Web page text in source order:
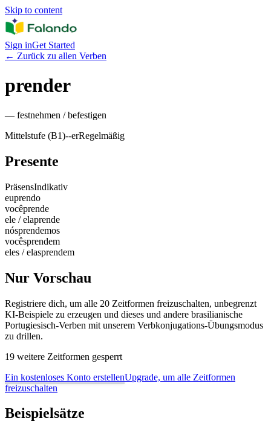
Skip to content
Sign inGet Started
← Zurück zu allen Verben
prender
— festnehmen / befestigen
Mittelstufe (B1)--erRegelmäßig
Presente
PräsensIndikativ
euprendo
vocêprende
ele / elaprende
nósprendemos
vocêsprendem
eles / elasprendem
Nur Vorschau
Registriere dich, um alle 20 Zeitformen freizuschalten, unbegrenzt
KI-Beispiele zu erzeugen und dieses und andere brasilianische
Portugiesisch-Verben mit unserem Verbkonjugations-Übungsmodus
zu drillen.
19 weitere Zeitformen gesperrt
Ein kostenloses Konto erstellenUpgrade, um alle Zeitformen
freizuschalten
Beispielsätze